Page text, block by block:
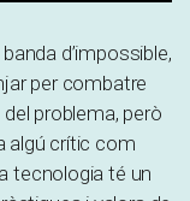
d’impossible,
per combatre
problema, però
algú crític com
tecnologia té un